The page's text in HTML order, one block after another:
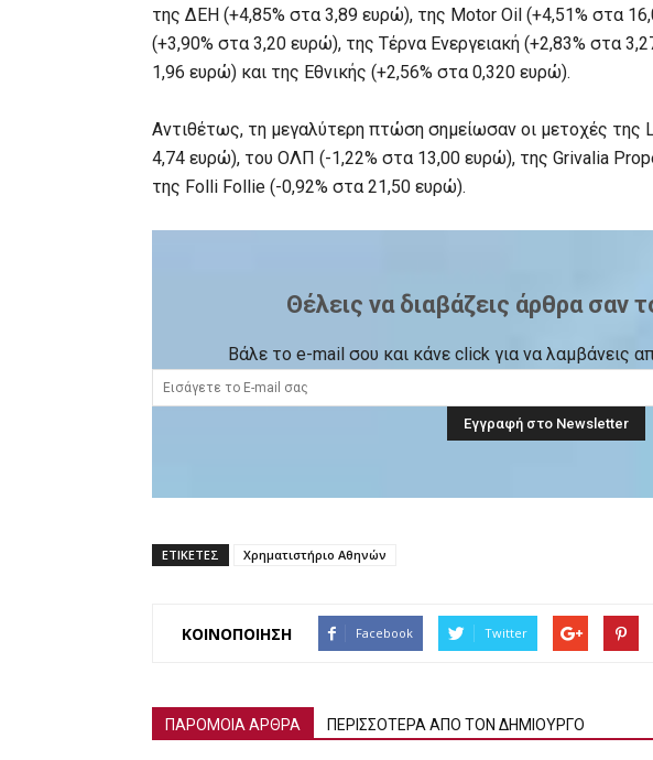
της ΔΕΗ (+4,85% στα 3,89 ευρώ), της Motor Oil (+4,51% στα
(+3,90% στα 3,20 ευρώ), της Τέρνα Ενεργειακή (+2,83% στα
1,96 ευρώ) και της Εθνικής (+2,56% στα 0,320 ευρώ).
Αντιθέτως, τη μεγαλύτερη πτώση σημείωσαν οι μετοχές της
4,74 ευρώ), του ΟΛΠ (-1,22% στα 13,00 ευρώ), της Grivalia
της Folli Follie (-0,92% στα 21,50 ευρώ).
Θέλεις να διαβάζεις άρθρα σαν
Βάλε το e-mail σου και κάνε click για να λαμβάνεις
ΕΤΙΚΕΤΕΣ Χρηματιστήριο Αθηνών
ΚΟΙΝΟΠΟΙΗΣΗ Facebook Twitter
ΠΑΡΟΜΟΙΑ ΑΡΘΡΑ ΠΕΡΙΣΣΟΤΕΡΑ ΑΠΟ ΤΟΝ ΔΗΜΙΟΥΡΓΟ